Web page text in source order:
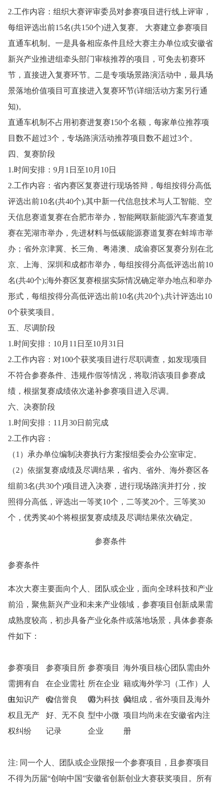
2.工作内容：组织大赛评审委员对参赛项目进行线上评审，
每组评选出前15名(共150个)进入复赛。 大赛建立参赛项目
直通车机制。一是具备相应条件且经大赛主办单位或安徽省
新兴产业推进组牵头部门审核推荐的项目，可免去初赛环
节，直接进入复赛环节。二是专项场景路演活动中，最具场
景落地价值项目可直接进入复赛环节(详细活动方案另行通
知)。
直通车机制不占用初赛进复赛150个名额，每家单位推荐项
目数不超过3个，专场路演活动推荐项目数不超过3个。
四、复赛阶段
1.时间安排：9月1日至10月10日
2.工作内容：省内赛区复赛进行现场答辩，每组按得分高低
评选出前10名(共40个),其中新一代信息技术与人工智能、空
天信息赛道复赛在合肥市举办，智能网联新能源汽车赛道复
赛在芜湖市举办，先进材料与低碳能源赛道复赛在蚌埠市举
办；省外京津冀、长三角、粤港澳、成渝赛区复赛分别在北
京、上海、深圳和成都市举办，每组按得分高低评选出前10
名(共40个);海外赛区复赛根据实际情况确定举办地点和举办
形式，每组按得分高低评选出前10名(共20个),共计评选出10
0个获奖项目。
五、尽调阶段
1.时间安排：10月11日至10月31日
2.工作内容：对100个获奖项目进行尽职调查，如发现项目
不符合参赛条件、违规作假等情况，将取消该项目参赛成
绩，根据复赛成绩依次递补参赛项目进入尽调。
六、决赛阶段
1.时间安排：11月30日前完成
2.工作内容：
（1）承办单位编制决赛执行方案报组委会办公室审定。
（2）依据复赛成绩及尽调结果，省内、省外、海外赛区各
组前3名(共30个)项目进入决赛，进行现场路演并打分，按
照得分高低，评选出一等奖10个，二等奖20个。三等奖30
个，优秀奖40个将根据复赛成绩及尽调结果依次确定。
参赛条件
参赛条件
本次大赛主要面向个人、团队或企业，面向全球科技和产业
前沿，聚焦新兴产业和未来产业领域，参赛项目创新成果需
成熟度较高，初步具备产业化条件或落地场景，具体参赛条
件如下：
01
参赛项目
需拥有自
主知识产
权且无产
权纠纷
02
参赛项目所
在企业需社
会信誉良
好、无不良
记录
03
参赛项目
所在企业
需为科技
型中小微
企业
04
海外项目核心团队需由外
籍或海外学习（工作）人
员组成，省外项目及海外
项目均尚未在安徽省内注
册
注: 同一个人、团队或企业限报一个参赛项目，且参赛项目
不得为历届“创响中国”安徽省创新创业大赛获奖项目。所有